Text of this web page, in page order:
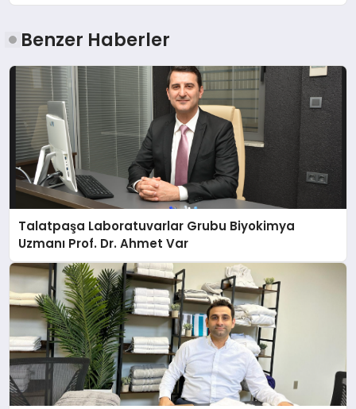
Benzer Haberler
Talatpaşa Laboratuvarlar Grubu Biyokimya
Uzmanı Prof. Dr. Ahmet Var